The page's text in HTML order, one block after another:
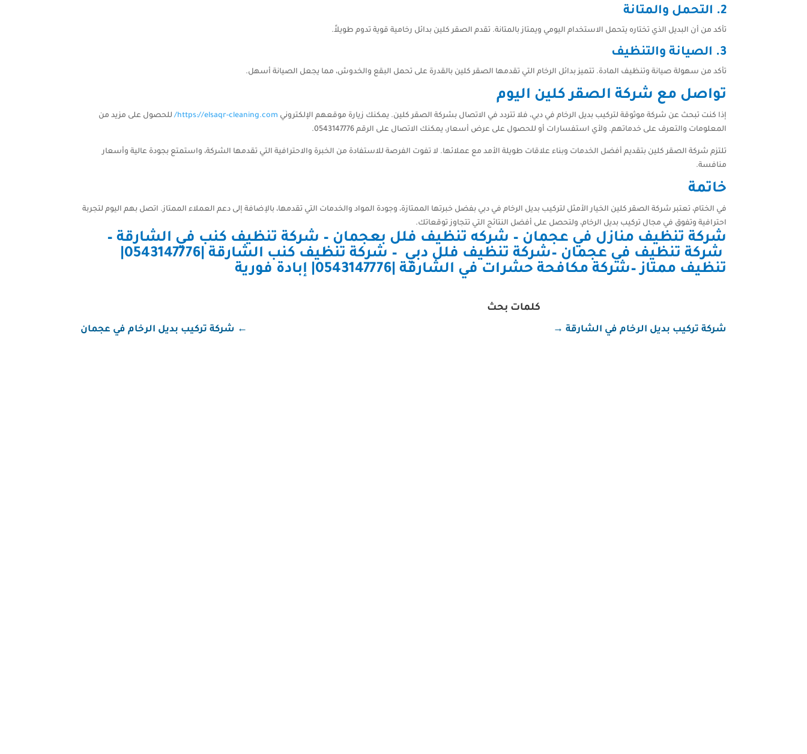
2. التحمل والمتانة
تأكد من أن البديل الذي تختاره يتحمل الاستخدام اليومي ويمتاز بالمتانة. تقدم الصقر كلين بدائل رخامية قوية تدوم طويلاً.
3. الصيانة والتنظيف
تأكد من سهولة صيانة وتنظيف المادة. تتميز بدائل الرخام التي تقدمها الصقر كلين بالقدرة على تحمل البقع والخدوش، مما يجعل الصيانة أسهل.
تواصل مع شركة الصقر كلين اليوم
إذا كنت تبحث عن شركة موثوقة لتركيب بديل الرخام في دبي، فلا تتردد في الاتصال بشركة الصقر كلين. يمكنك زيارة موقعهم الإلكتروني https://elsaqr-cleaning.com/
للحصول على مزيد من
المعلومات والتعرف على خدماتهم. ولأي استفسارات أو للحصول على عرض أسعار، يمكنك الاتصال على الرقم 0543147776.
تلتزم شركة الصقر كلين بتقديم أفضل الخدمات وبناء علاقات طويلة الأمد مع عملائها. لا تفوت الفرصة للاستفادة من الخبرة والاحترافية التي تقدمها الشركة، واستمتع بجودة عالية وأسعار
منافسة.
خاتمة
في الختام، تعتبر شركة الصقر كلين الخيار الأمثل لتركيب بديل الرخام في دبي بفضل خبرتها الممتازة، وجودة المواد والخدمات التي تقدمها، بالإضافة إلى دعم العملاء الممتاز. اتصل بهم اليوم لتجربة
احترافية وتفوق في مجال تركيب بديل الرخام، ولتحصل على أفضل النتائج التي تتجاوز توقعاتك.
شركة تنظيف منازل في عجمان – شركه تنظيف فلل بعجمان – شركة تنظيف كنب في الشارقة –
شركة تنظيف في عجمان –شركة تنظيف فلل دبي –
تنظيف ممتاز–شركة مكافحة حشرات في الشارقة |0543147776| إبادة فورية
كلمات بحث
← شركة تركيب بديل الرخام في عجمان شركة تركيب بديل الرخام في الشارقة →